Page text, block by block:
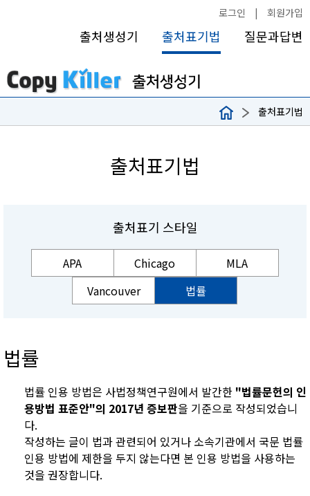
로그인 | 회원가입
출처생성기 출처표기법 질문과답변
출처표기법
출처표기법
출처표기 스타일
APA Chicago
MLA
Vancouver
법률
법률
법률 인용 방법은 사법정책연구원에서 발간한 "법률문헌의 인
용방법 표준안"의 2017년 증보판을 기준으로 작성되었습니
다.
작성하는 글이 법과 관련되어 있거나 소속기관에서 국문 법률
인용 방법에 제한을 두지 않는다면 본 인용 방법을 사용하는
것을 권장합니다.